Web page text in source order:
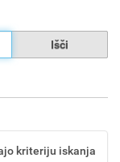
Filtriraj zadetke
kriteriju iskanja
najnovejši)